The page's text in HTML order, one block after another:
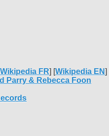
Wikipedia FR] [Wikipedia EN]